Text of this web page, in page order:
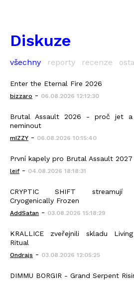
Diskuze
všechny reporty recenze
Enter the Eternal Fire 2026
bizzaro - 06.08.2026 12:12:30
Brutal Assault 2026 - proč jet
neminout
mIZZY - 06.08.2026 10:15:40
První kapely pro Brutal Assault 2027
leif - 04.08.2026 18:18:31
CRYPTIC SHIFT streamují
Cryogenically Frozen
AddSatan - 03.08.2026 15:18:29
KRALLICE zveřejnili skladu
Ritual
Ondrajs - 03.08.2026 12:05:25
DIMMU BORGIR - Grand Serpent